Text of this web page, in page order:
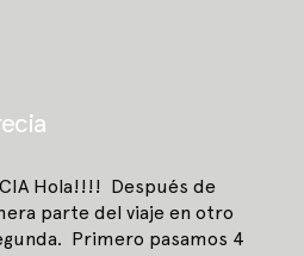
Hola!!!! Después de
parte del viaje en otro
Primero pasamos 4